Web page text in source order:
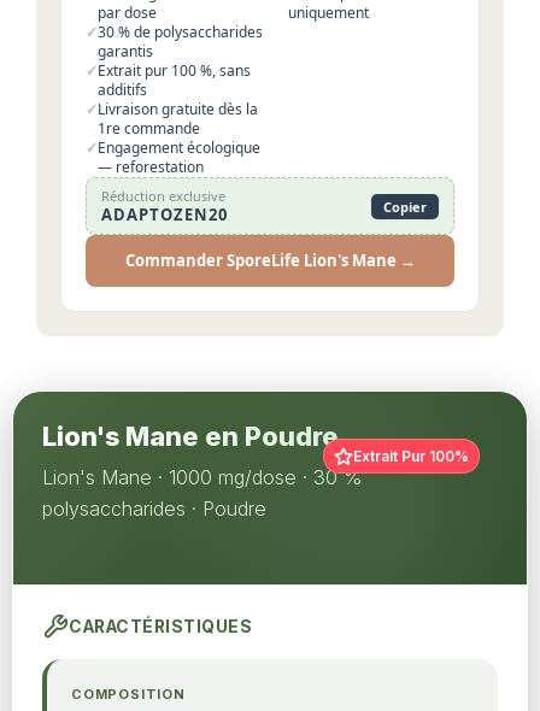
par dose
30 % de polysaccharides
garantis
Extrait pur 100 %, sans
additifs
Livraison gratuite dès la
1re commande
Engagement écologique
— reforestation
uniquement
Réduction exclusive
ADAPTOZEN20 Copier
Commander SporeLife Lion's Mane →
Lion's Mane en Poudre
Lion's Mane · 1000 mg/dose · 30 %
polysaccharides · Poudre
Extrait Pur 100%
CARACTÉRISTIQUES
COMPOSITION